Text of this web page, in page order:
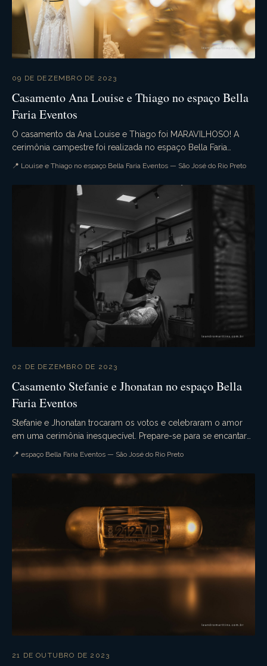
09 DE DEZEMBRO DE 2023
Casamento Ana Louise e Thiago no espaço Bella
Faria Eventos
O casamento da Ana Louise e Thiago foi MARAVILHOSO! A
cerimônia campestre foi realizada no espaço Bella Faria
📍 Louise e Thiago no espaço Bella Faria Eventos — São José do Rio Preto
02 DE DEZEMBRO DE 2023
Casamento Stefanie e Jhonatan no espaço Bella
Faria Eventos
Stefanie e Jhonatan trocaram os votos e celebraram o amor
em uma cerimônia inesquecível. Prepare-se para se encantar
📍 espaço Bella Faria Eventos — São José do Rio Preto
21 DE OUTUBRO DE 2023